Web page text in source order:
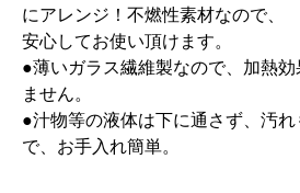
にアレンジ！不燃性素材なので、
安心してお使い頂けます。
●薄いガラス繊維製なので、加熱効
ません。
●汁物等の液体は下に通さず、汚
で、お手入れ簡単。